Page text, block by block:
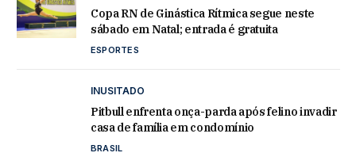
Copa RN de Ginástica Rítmica segue neste
sábado em Natal; entrada é gratuita
ESPORTES
INUSITADO
Pitbull enfrenta onça-parda após felino invadir
casa de família em condomínio
BRASIL